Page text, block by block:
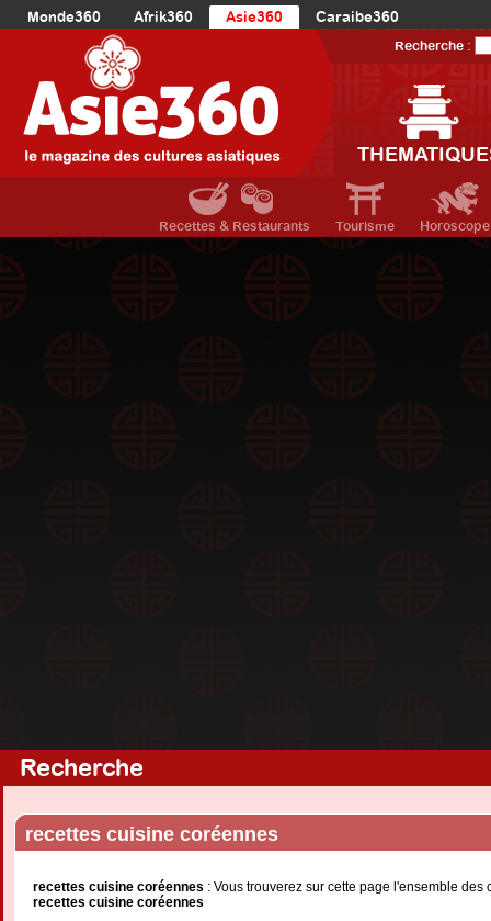
Monde360 Afrik360 Asie360
Caraibe360
Europe360
AmériqueDuNord360
Océanie360
Recherche :
Recettes & Restaurants Tourisme Horoscope
Recherche
recettes cuisine coréennes
recettes cuisine coréennes : Vous trouverez sur cette page l'ensemble
recettes cuisine coréennes